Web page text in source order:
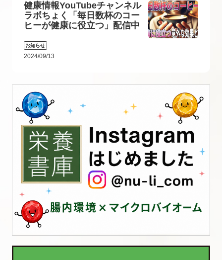
健康情報YouTubeチャンネル
ラボちょく「毎日数杯のコー
ヒーが健康に役立つ」配信中
お知らせ
2024/09/13